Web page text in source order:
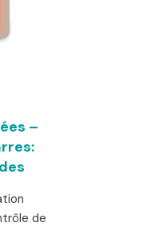
–
de